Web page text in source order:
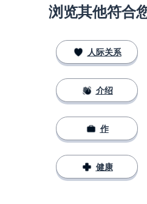
浏览其他符合
人际关系
介绍
作
健康